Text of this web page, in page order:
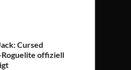
Cursed
offiziell